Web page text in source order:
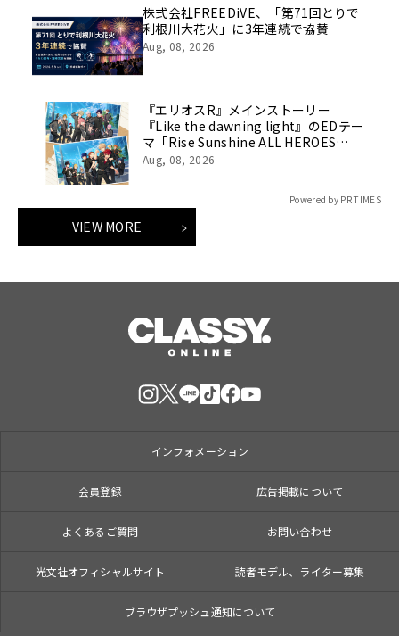
株式会社FREEDiVE、「第71回とりで
利根川大花火」に3年連続で協賛
Aug, 08, 2026
『エリオスR』メインストーリー
『Like the dawning light』のEDテー
マ「Rise Sunshine ALL HEROES
Ver.」がフルサイズ配信決定！
Aug, 08, 2026
Powered by PR TIMES
VIEW MORE
インフォメーション
会員登録 広告掲載について
よくあるご質問 お問い合わせ
光文社オフィシャルサイト 読者モデル、ライター募集
ブラウザプッシュ通知について